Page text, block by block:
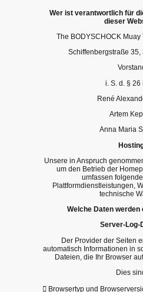
Wer ist verantwortlich für
dieser
The BODYSCHOCK Muay
Schiffenbergstraße
i. S. d. § 26
René
Artem
Anna Maria
Unsere in Anspruch
um den Betrieb der
umfassen
Plattformdienstleistungen,
technische
Welche Daten werden
Server-Log-
Der Provider der Seiten
automatisch Informationen in
Dateien, die Ihr Browser
Dies
 Browsertyp und